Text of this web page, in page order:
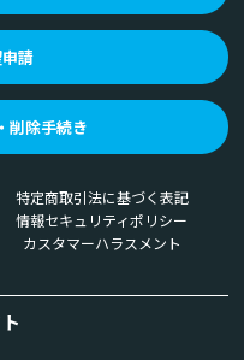
請
削除手続き
特定商取引法に基づく表記
情報セキュリティポリシー
カスタマーハラスメント